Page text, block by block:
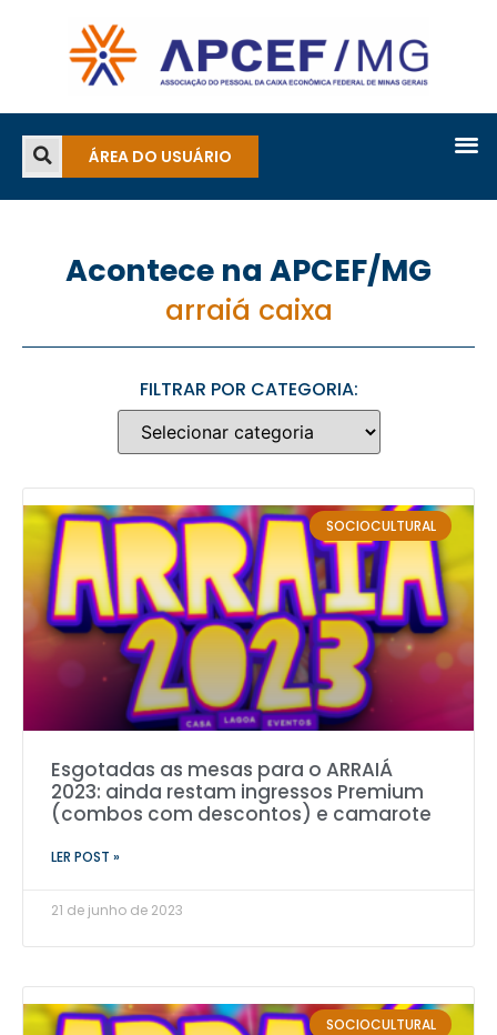
ÁREA DO USUÁRIO
Acontece na APCEF/MG
arraiá caixa
FILTRAR POR CATEGORIA:
SOCIOCULTURAL
Esgotadas as mesas para o ARRAIÁ
2023: ainda restam ingressos Premium
(combos com descontos) e camarote
LER POST »
21 de junho de 2023
SOCIOCULTURAL